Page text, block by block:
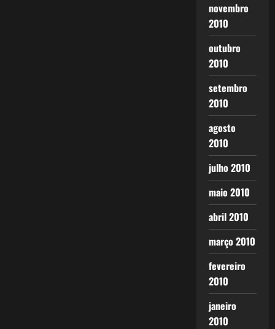
novembro
2010
outubro
2010
setembro
2010
agosto
2010
julho 2010
maio 2010
abril 2010
março 2010
fevereiro
2010
janeiro
2010